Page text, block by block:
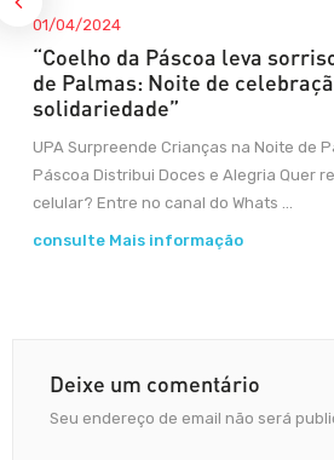
01/04/2024
“Coelho da Páscoa leva
de Palmas: Noite de
solidariedade”
UPA Surpreende Crianças na Noite de
Páscoa Distribui Doces e Alegria Quer
celular? Entre no canal do Whats ...
consulte Mais informação
Deixe um comentário
Seu endereço de email não será